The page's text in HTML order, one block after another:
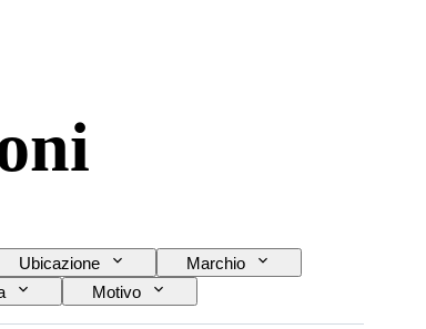
Ubicazione
Marchio
Motivo